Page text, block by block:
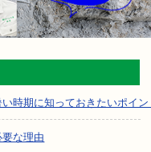
時期に知っておきたいポイン
な理由